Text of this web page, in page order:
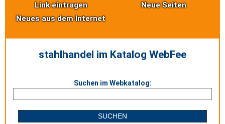
Link eintragen
Neue Seiten
Neues aus dem Internet
stahlhandel im Katalog WebFee
Suchen im Webkatalog: